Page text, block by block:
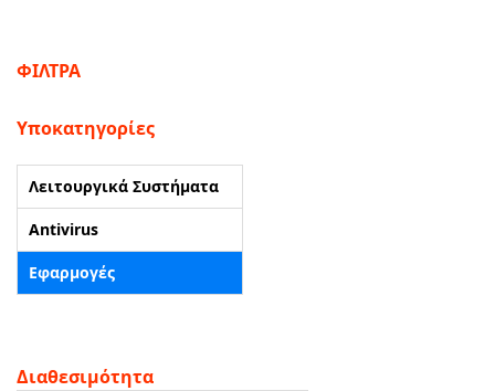
ΑΡΧΙΚΗ
ΠΟΙΟΙ ΕΙΜΑΣΤΕ
ΕΠΙΚΟΙΝΩΝΙΑ
ΦΙΛΤΡΑ
Υποκατηγορίες
Λειτουργικά Συστήματα
Antivirus
Εφαρμογές
Διαθεσιμότητα